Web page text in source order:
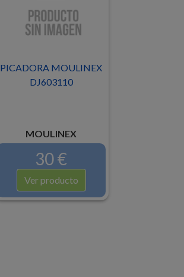
PICADORA MOULINEX
DJ603110
MOULINEX
30 €
Ver producto